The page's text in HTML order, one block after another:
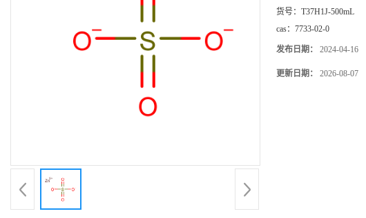
货号： T37H1J-500mL
cas： 7733-02-0
发布日期： 2024-04-16
更新日期： 2026-08-07